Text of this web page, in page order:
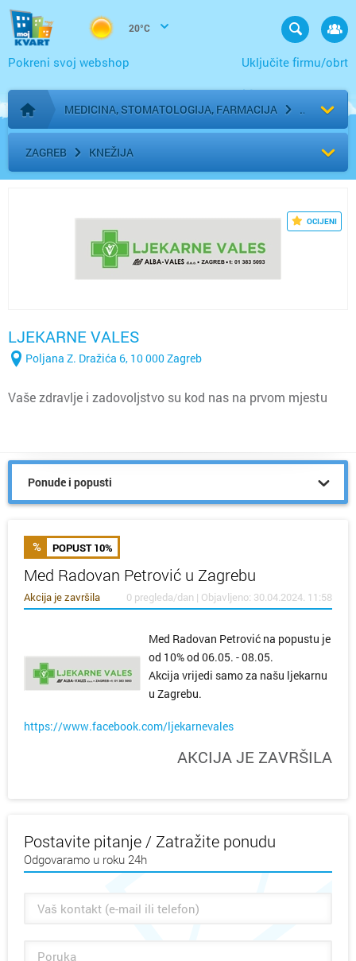
20°C
Uključite firmu/obrt
Pokreni svoj webshop
Početna stranica
MEDICINA, STOMATOLOGIJA, FARMACIJA
ZAGREB KNEŽIJA
OCIJENI
LJEKARNE VALES
Poljana Z. Dražića 6, 10 000 Zagreb
Vaše zdravlje i zadovoljstvo su kod nas na prvom mjestu
Ponude i popusti
POPUST 10%
Med Radovan Petrović u Zagrebu
Akcija je završila 0 pregleda/dan | Objavljeno: 30.04.2024. 11:58
Med Radovan Petrović na popustu je
od 10% od 06.05. - 08.05.
Akcija vrijedi samo za našu ljekarnu
u Zagrebu.
https://www.facebook.com/ljekarnevales
AKCIJA JE ZAVRŠILA
Postavite pitanje / Zatražite ponudu
Odgovaramo u roku 24h